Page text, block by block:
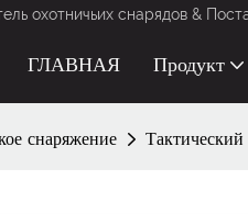
охотничьих снарядов &
ГЛАВНАЯ Продукт
снаряжение